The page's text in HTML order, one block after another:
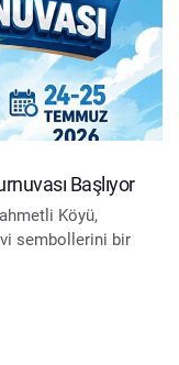
Başlıyor
Köyü,
sembollerini bir